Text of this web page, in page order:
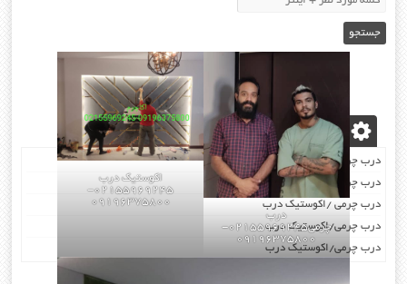
درب
چرمی02155969245-
09196375800
اکوستیک درب
02155969245-
09196375800
نوشته‌های تازه
درب چرمی/اکوستیک درب
درب چرمی/اکوستیک درب
درب چرمی /اکوستیک درب
درب چرمی/اکوستیک درب
درب چرمی/اکوستیک درب